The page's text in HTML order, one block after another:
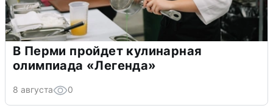
В Перми пройдет кулинарная
олимпиада «Легенда»
8 августа 0